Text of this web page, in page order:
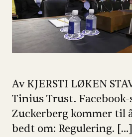
Av KJERSTI LØKEN
Tinius Trust.
Zuckerberg kommer til
bedt om: Regulering. […]